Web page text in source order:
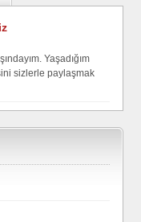
Yaşadığım
sizlerle paylaşmak